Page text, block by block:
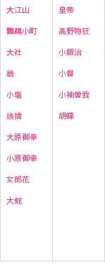
大江山
鸚鵡小町
大社
翁
小塩
姨捨
大原御幸
小原御幸
女郎花
大蛇
皇帝
高野物狂
小鍛治
小督
小袖曽我
胡蝶